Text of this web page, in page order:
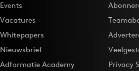
Events
Vacatures
Whitepapers
Nieuwsbrief
Adformatie Academy
Privacy